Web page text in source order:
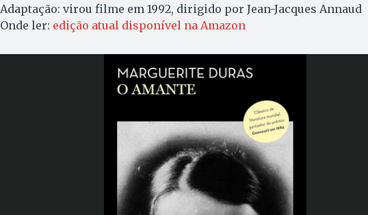
Adaptação: virou filme em 1992, dirigido por Jean-Jacques Annaud
Onde ler: edição atual disponível na Amazon